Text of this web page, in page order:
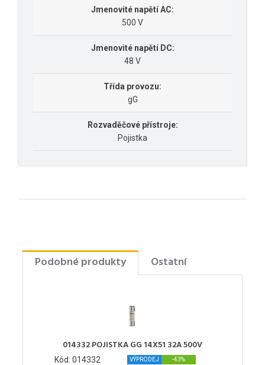
Jmenovité napětí AC:
500 V
Jmenovité napětí DC:
48 V
Třída provozu:
gG
Rozvaděčové přístroje:
Pojistka
Podobné produkty Ostatní
014332 POJISTKA GG 14X51 32A 500V
Kód: 014332 VÝPRODEJ -43%